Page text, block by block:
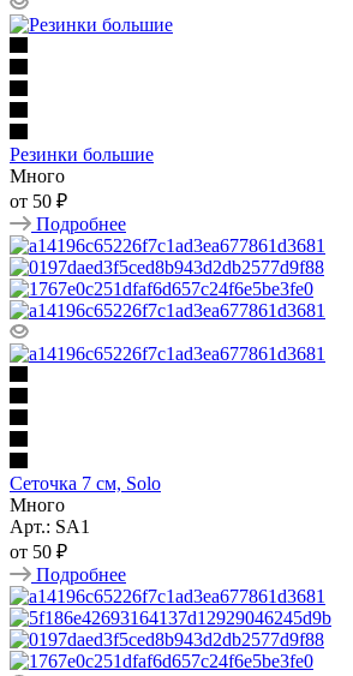
Резинки большие
Много
от 50 ₽
Подробнее
Сеточка 7 см, Solo
Много
Арт.: SA1
от 50 ₽
Подробнее